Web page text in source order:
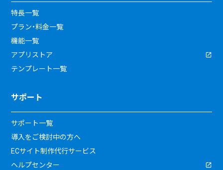
特長一覧
プラン・料金一覧
機能一覧
アプリストア
テンプレート一覧
サポート
サポート一覧
導入をご検討中の方へ
ECサイト制作代行サービス
ヘルプセンター